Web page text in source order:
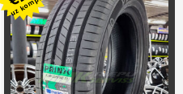
was:
€80.00.
price
is:
€57.00.